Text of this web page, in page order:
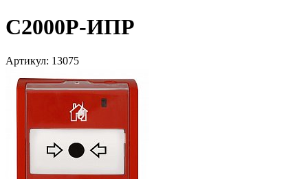
С2000Р-ИПР
Артикул: 13075